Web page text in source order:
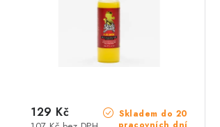
Skladem do 20
129 Kč